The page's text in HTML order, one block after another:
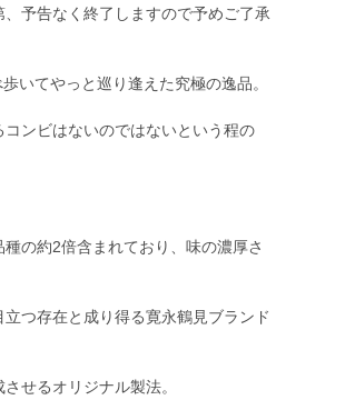
予告なく終了しますので予めご了承
いてやっと巡り逢えた究極の逸品。
ンビはないのではないという程の
の約2倍含まれており、味の濃厚さ
つ存在と成り得る寛永鶴見ブランド
せるオリジナル製法。